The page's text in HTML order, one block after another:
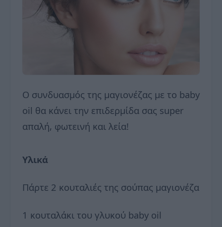
Ο συνδυασμός της μαγιονέζας με το baby
oil θα κάνει την επιδερμίδα σας super
απαλή, φωτεινή και λεία!
Υλικά
Πάρτε 2 κουταλιές της σούπας μαγιονέζα
1 κουταλάκι του γλυκού baby oil